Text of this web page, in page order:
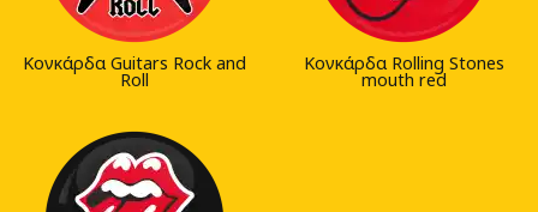
Κονκάρδα Guitars Rock and
Roll
Κονκάρδα Rolling Stones
mouth red